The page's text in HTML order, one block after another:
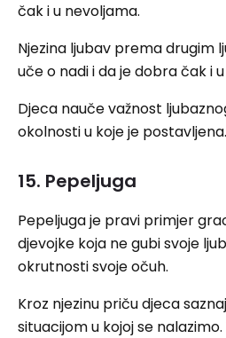
čak i u nevoljama.
Njezina ljubav prema drugim
uče o nadi i da je dobra čak i
Djeca nauče važnost
okolnosti u koje je postavljena.
15. Pepeljuga
Pepeljuga je pravi primjer
djevojke koja ne gubi svoje
okrutnosti svoje očuh.
Kroz njezinu priču djeca
situacijom u kojoj se